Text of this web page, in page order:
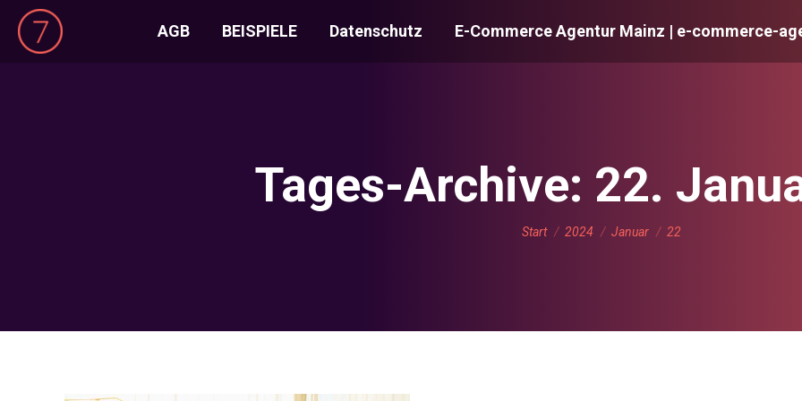
AGB BEISPIELE Datenschutz E-Commerce Agentur Mainz | e-commerce-
Tages-Archive: 22.
Sie befinden sich hier:
Start 2024 Januar 22